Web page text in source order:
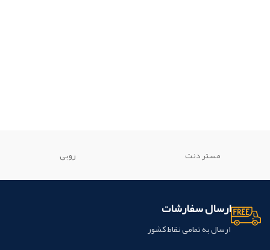
مستر دنت روبی
ارسال سفارشات
ارسال به تمامی نقاط کشور